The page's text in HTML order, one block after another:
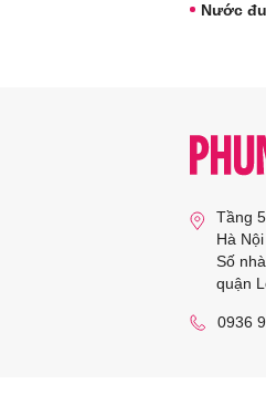
Nước
Tầng
Hà Nội
Số
quận
0936